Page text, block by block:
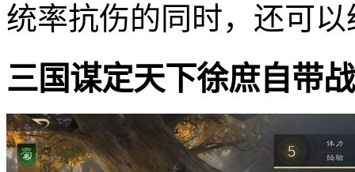
统率抗伤的同时，还可
三国谋定天下徐庶自带